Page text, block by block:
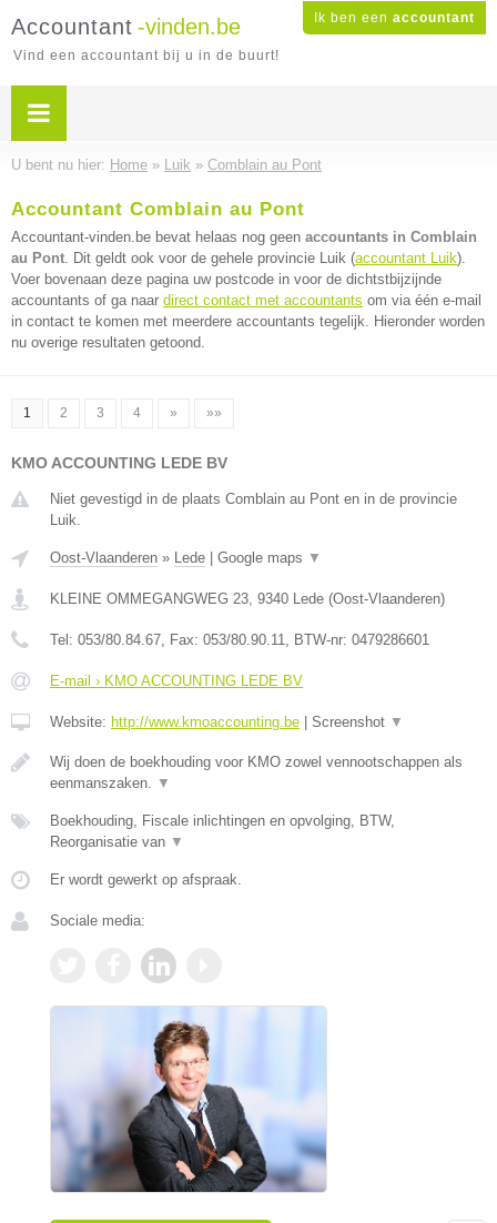
Ik ben een accountant
Accountant -vinden.be
Vind een accountant bij u in de buurt!
U bent nu hier: Home » Luik » Comblain au Pont
Accountant Comblain au Pont
Accountant-vinden.be bevat helaas nog geen accountants in Comblain
au Pont. Dit geldt ook voor de gehele provincie Luik (accountant Luik).
Voer bovenaan deze pagina uw postcode in voor de dichtstbijzijnde
accountants of ga naar direct contact met accountants om via één e-mail
in contact te komen met meerdere accountants tegelijk. Hieronder worden
nu overige resultaten getoond.
1 2 3 4 » »»
KMO ACCOUNTING LEDE BV
Niet gevestigd in de plaats Comblain au Pont en in de provincie
Luik.
Oost-Vlaanderen » Lede Google maps ▼
KLEINE OMMEGANGWEG 23, 9340 Lede (Oost-Vlaanderen)
Tel: 053/80.84.67, Fax: 053/80.90.11, BTW-nr: 0479286601
E-mail › KMO ACCOUNTING LEDE BV
Website: http://www.kmoaccounting.be Screenshot ▼
Wij doen de boekhouding voor KMO zowel vennootschappen als
eenmanszaken. ▼
Boekhouding, Fiscale inlichtingen en opvolging, BTW,
Reorganisatie van ▼
Er wordt gewerkt op afspraak.
Sociale media: